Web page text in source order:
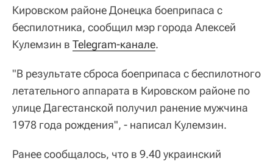
Кировском районе Донецка боеприпаса с
беспилотника, сообщил мэр города Алексей
Кулемзин в Telegram-канале.
"В результате сброса боеприпаса с беспилотного
летательного аппарата в Кировском районе по
улице Дагестанской получил ранение мужчина
1978 года рождения", - написал Кулемзин.
Ранее сообщалось, что в 9.40 украинский